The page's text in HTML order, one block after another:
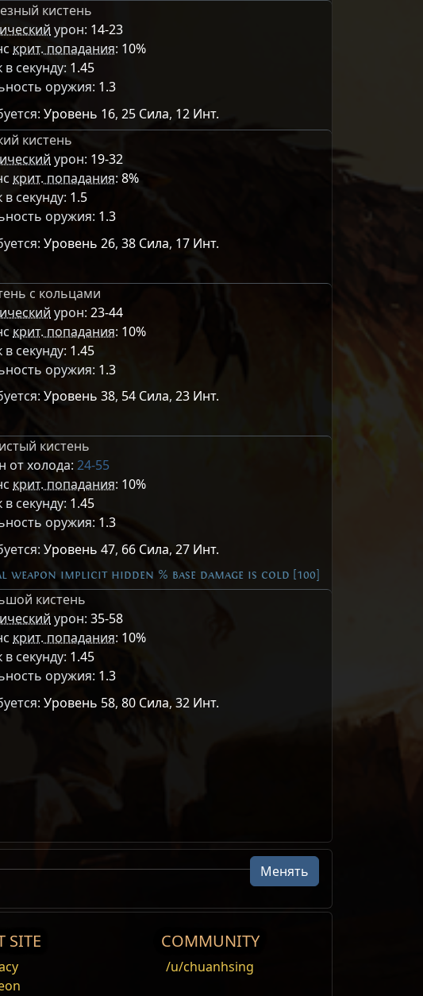
кистень
урон: 14-23
крит. попадания: 10%
в секунду: 1.45
оружия: 1.3
Уровень 16, 25 Сила, 12 Инт.
кистень
урон: 19-32
крит. попадания:8%
в секунду: 1.5
оружия: 1.3
Уровень 26, 38 Сила, 17 Инт.
с кольцами
урон: 23-44
крит. попадания: 10%
в секунду: 1.45
оружия: 1.3
Уровень 38, 54 Сила, 23 Инт.
кистень
от холода: 24-55
крит. попадания: 10%
в секунду: 1.45
оружия: 1.3
Уровень 47, 66 Сила, 27 Инт.
weapon implicit hidden % base damage is cold [100]
кистень
урон: 35-58
крит. попадания: 10%
в секунду: 1.45
оружия: 1.3
Уровень 58, 80 Сила, 32 Инт.
1
1
Урон Физический Атака
Стихийный Огонь
Молния
Кольцо Компаньон
Мета-камень
Постоянное
Менять
SITE COMMUNITY
/u/chuanhsing